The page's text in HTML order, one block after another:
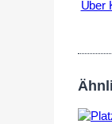
Über